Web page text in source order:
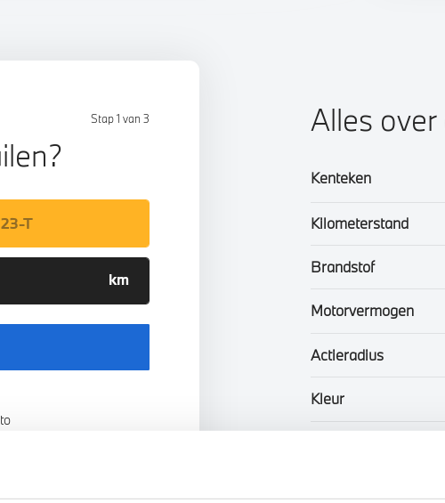
Stap 1 van 3 Alles
Kenteken
Kilometerstand
Brandstof
Motorvermogen
Actieradius
Kleur